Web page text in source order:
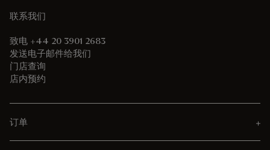
联系我们
致电 +44 20 3901 2683
发送电子邮件给我们
门店查询
店内预约
订单